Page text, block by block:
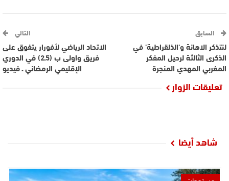
السابق
لنتذكر الاهانة و’الذلقراطية’ في
الذكرى الثالثة لرحيل المفكر
المغربي المهدي المنجرة
التالي
الاتحاد الرياضي لأفورار يتفوق على
فريق واولى ب (5ـ2) في الدوري
الإقليمي الرمضاني ـ فيديو
تعليقات الزوار
شاهد أيضا